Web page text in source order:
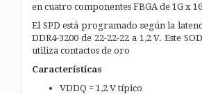
en cuatro componentes FBGA de 1G x
El SPD está programado según la
DDR4-3200 de 22-22-22 a 1,2 V. Este
utiliza contactos de oro
Características
VDDQ = 1,2 V típico